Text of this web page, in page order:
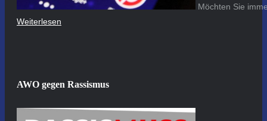
Möchten Sie
Weiterlesen
AWO gegen Rassismus